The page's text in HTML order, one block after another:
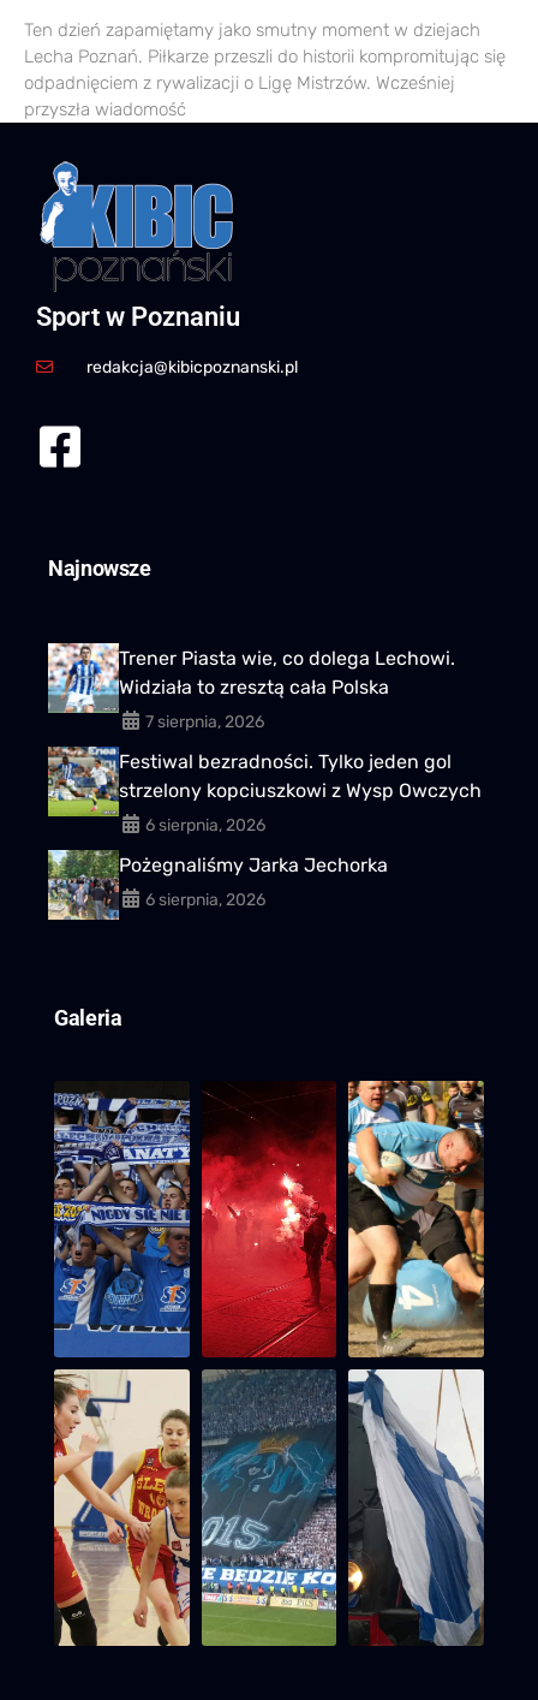
Ten dzień zapamiętamy jako smutny moment w dziejach
Lecha Poznań. Piłkarze przeszli do historii kompromitując się
odpadnięciem z rywalizacji o Ligę Mistrzów. Wcześniej
przyszła wiadomość
Sport w Poznaniu
redakcja@kibicpoznanski.pl
Najnowsze
Trener Piasta wie, co dolega Lechowi.
Widziała to zresztą cała Polska
7 sierpnia, 2026
Festiwal bezradności. Tylko jeden gol
strzelony kopciuszkowi z Wysp Owczych
6 sierpnia, 2026
Pożegnaliśmy Jarka Jechorka
6 sierpnia, 2026
Galeria